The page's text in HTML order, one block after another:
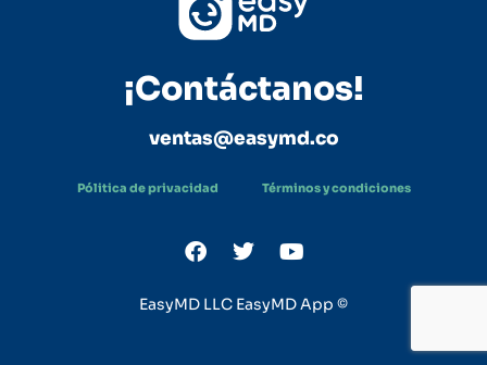
¡Contáctanos!
ventas@easymd.co
Pólitica de privacidad Términos y condiciones
EasyMD LLC EasyMD App ©